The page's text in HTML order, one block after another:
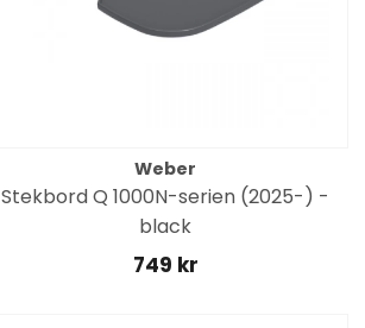
Weber
Stekbord Q 1000N-serien (2025-) -
black
749 kr